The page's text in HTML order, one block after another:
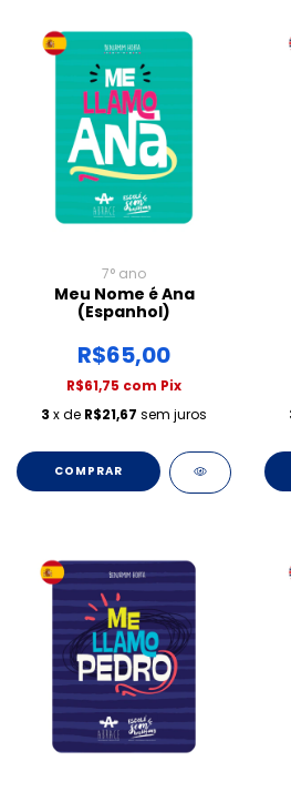
7° ano
Meu Nome é Ana
(Espanhol)
R$65,00
R$61,75 com Pix
3 x de R$21,67 sem juros
COMPRAR